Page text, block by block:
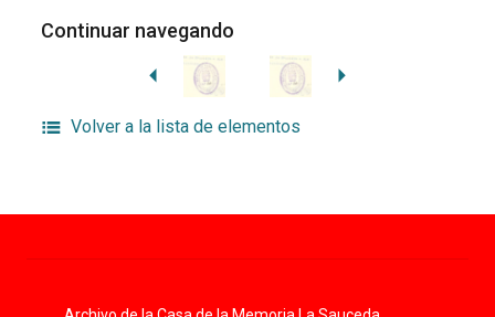
Continuar navegando
Volver a la lista de elementos